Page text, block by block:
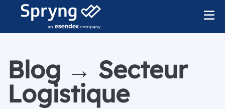
Blog → Secteur
Logistique